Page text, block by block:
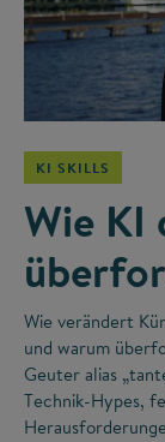
KI SKILLS
Wie KI
Wie verändert
und warum
Geuter alias
Technik-Hypes,